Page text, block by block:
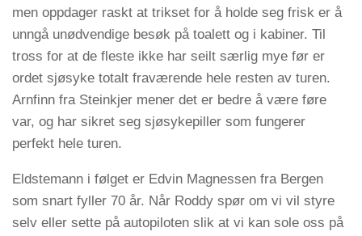
men oppdager raskt at trikset for å holde seg frisk er å
unngå unødvendige besøk på toalett og i kabiner. Til
tross for at de fleste ikke har seilt særlig mye før er
ordet sjøsyke totalt fraværende hele resten av turen.
Arnfinn fra Steinkjer mener det er bedre å være føre
var, og har sikret seg sjøsykepiller som fungerer
perfekt hele turen.
Eldstemann i følget er Edvin Magnessen fra Bergen
som snart fyller 70 år. Når Roddy spør om vi vil styre
selv eller sette på autopiloten slik at vi kan sole oss på